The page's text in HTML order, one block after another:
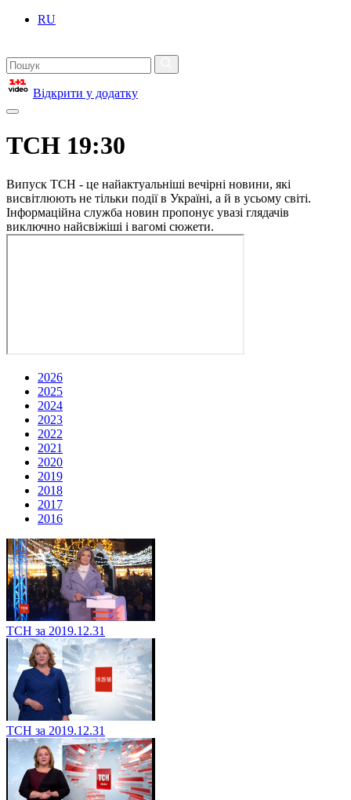
RU
Відкрити у додатку
ТСН 19:30
Випуск ТСН - це найактуальніші вечірні новини, які
висвітлюють не тільки події в Україні, а й в усьому світі.
Інформаційна служба новин пропонує увазі глядачів
виключно найсвіжіші і вагомі сюжети.
2026
2025
2024
2023
2022
2021
2020
2019
2018
2017
2016
ТСН за 2019.12.31
ТСН за 2019.12.31